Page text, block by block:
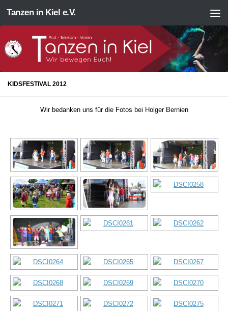
Zum Inhalt springen
Tanzen in Kiel e.V.
KIDSFESTIVAL 2012
Wir bedanken uns für die Fotos bei Holger Bernien